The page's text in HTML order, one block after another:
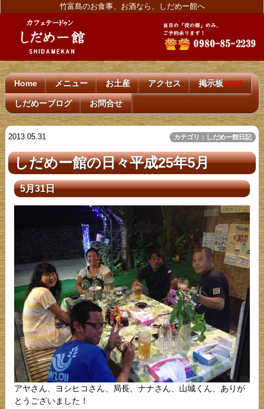
竹富島のお食事、お酒なら、しだめー館へ
Home メニュー お土産 アクセス 掲示板NEW!
しだめーブログ お問合せ
2013.05.31 カテゴリ：しだめー館日記
しだめー館の日々平成25年5月
5月31日
アヤさん、ヨシヒコさん、局長、ナナさん、山城くん、ありが
とうございました！